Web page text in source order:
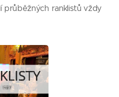
průběžných ranklistů vždy